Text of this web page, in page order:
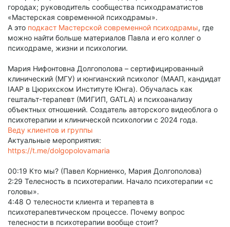
городах; руководитель сообщества психодраматистов
«Мастерская современной психодрамы».
А это подкаст Мастерской современной психодрамы, где
можно найти больше материалов Павла и его коллег о
психодраме, жизни и психологии.
Мария Нифонтовна Долгополова – сертифицированный
клинический (МГУ) и юнгианский психолог (МААП, кандидат
IAAP в Цюрихском Институте Юнга). Обучалась как
гештальт-терапевт (МИГИП, GATLA) и психоанализу
объектных отношений. Создатель авторского видеоблога о
психотерапии и клинической психологии с 2024 года.
Веду клиентов и группы
Актуальные мероприятия:
https://t.me/dolgopolovamaria
00:19 Кто мы? (Павел Корниенко, Мария Долгополова)
2:29 Телесность в психотерапии. Начало психотерапии «с
головы».
4:48 О телесности клиента и терапевта в
психотерапевтическом процессе. Почему вопрос
телесности в психотерапии вообще стоит?